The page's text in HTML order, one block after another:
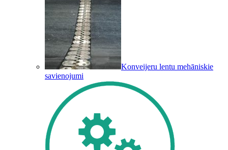
Konveijeru lentu mehāniskie
savienojumi